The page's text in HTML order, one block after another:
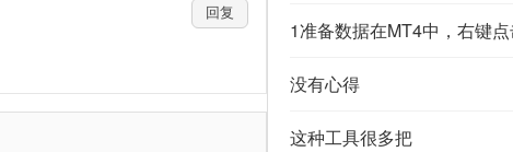
回复
没有心得
这种工具很多把